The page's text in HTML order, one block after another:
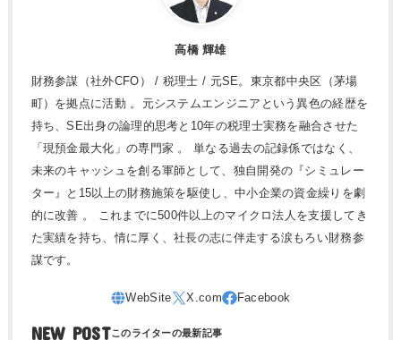
高橋 輝雄
財務参謀（社外CFO） / 税理士 / 元SE。東京都中央区（茅場
町）を拠点に活動 。元システムエンジニアという異色の経歴を
持ち、SE出身の論理的思考と10年の税理士実務を融合させた
「現預金最大化」の専門家 。 単なる過去の記録係ではなく、
未来のキャッシュを創る軍師として、独自開発の『シミュレー
ター』と15以上の財務施策を駆使し、中小企業の資金繰りを劇
的に改善 。 これまでに500件以上のマイクロ法人を支援してき
た実績を持ち、情に厚く、社長の志に伴走する涙もろい財務参
謀です。
NEW POST